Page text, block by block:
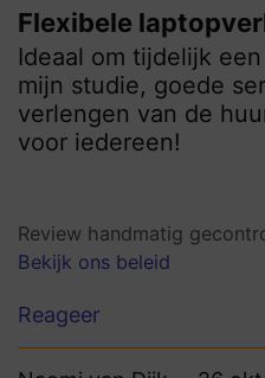
Flexibele
Ideaal om tijdelijk
mijn studie, goede
verlengen van de
voor iedereen!
Review handmatig
Bekijk ons beleid
Reageer